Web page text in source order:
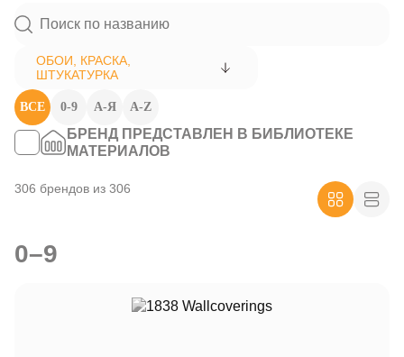
ОБОИ, КРАСКА,
ШТУКАТУРКА
ВСЕ 0-9 А-Я A-Z
БРЕНД ПРЕДСТАВЛЕН В БИБЛИОТЕКЕ
МАТЕРИАЛОВ
306 брендов из 306
0–9